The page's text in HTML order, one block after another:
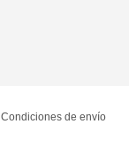
Condiciones de envío